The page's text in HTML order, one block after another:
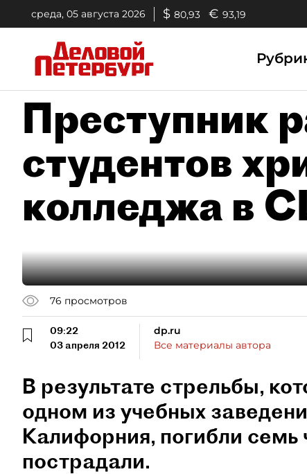
среда, 05 августа 2026 $ 80,93 € 93,19
Преступник
студентов
колледжа в
76 просмотров
09:22
03 апреля 2012
dp.ru
Все материалы автора
В результате стрельбы,
одном из учебных
Калифорния, погибли семь
пострадали.